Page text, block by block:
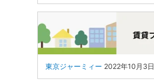
東京ジャーミィー 2022年10月3日